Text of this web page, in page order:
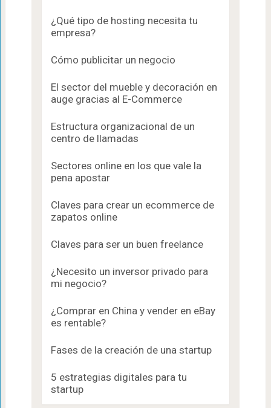
¿Qué tipo de hosting necesita tu
empresa?
Cómo publicitar un negocio
El sector del mueble y decoración en
auge gracias al E-Commerce
Estructura organizacional de un
centro de llamadas
Sectores online en los que vale la
pena apostar
Claves para crear un ecommerce de
zapatos online
Claves para ser un buen freelance
¿Necesito un inversor privado para
mi negocio?
¿Comprar en China y vender en eBay
es rentable?
Fases de la creación de una startup
5 estrategias digitales para tu
startup